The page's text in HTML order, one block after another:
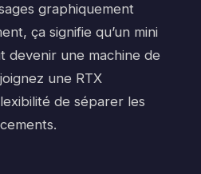
graphiquement
ça signifie qu’un mini
devenir une machine de
une RTX
de séparer les